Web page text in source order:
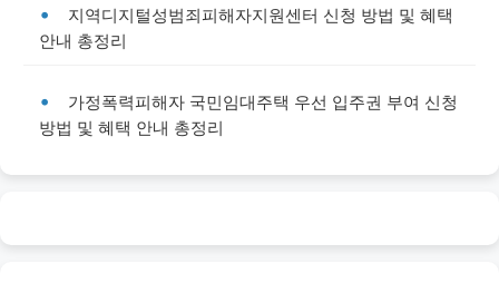
지역디지털성범죄피해자지원센터 신청 방법 및 혜택
안내 총정리
가정폭력피해자 국민임대주택 우선 입주권 부여 신청
방법 및 혜택 안내 총정리